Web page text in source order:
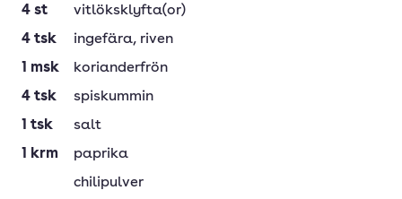
4 st
vitlöksklyfta(or)
4 tsk ingefära, riven
1 msk
korianderfrön
4 tsk
spiskummin
1 tsk
salt
1
krm
paprika
chilipulver